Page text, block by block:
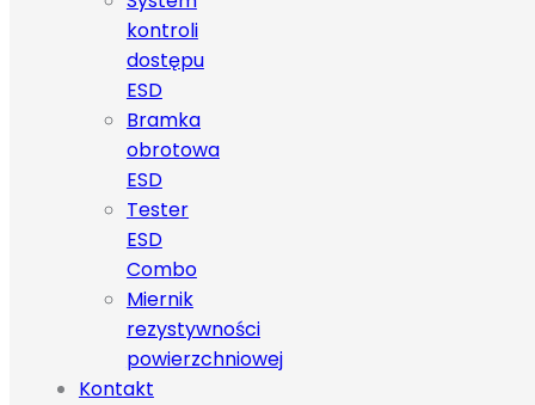
kontroli
dostępu
ESD
Bramka
obrotowa
ESD
Tester
ESD
Combo
Miernik
rezystywności
powierzchniowej
Kontakt